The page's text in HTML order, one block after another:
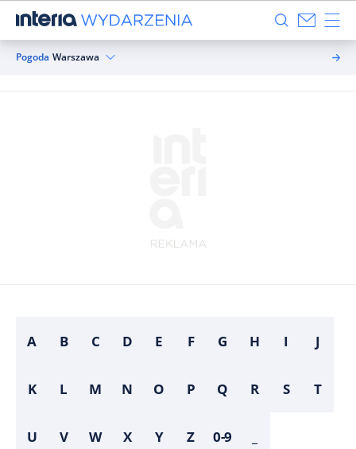
Pogoda Warszawa
A B C D E F G H I J
K L M N O P Q R S T
U V W X Y Z 0-9